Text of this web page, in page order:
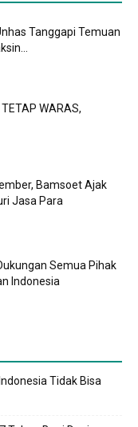
Tanggapi Temuan
WARAS,
Bamsoet Ajak
Jasa Para
Semua Pihak
Indonesia
Tidak Bisa